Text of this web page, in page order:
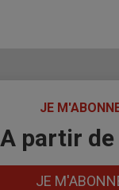
JE
A partir de
JE